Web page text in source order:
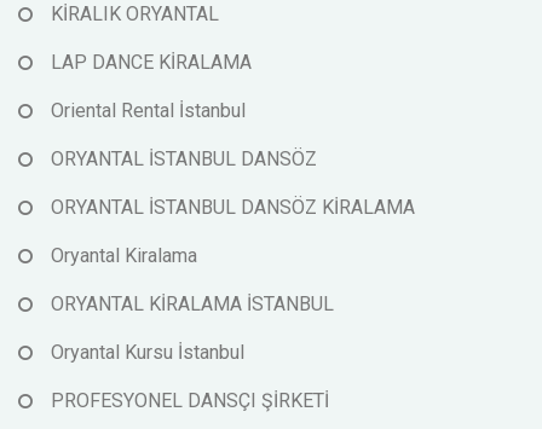
KİRALIK ORYANTAL
LAP DANCE KİRALAMA
Oriental Rental İstanbul
ORYANTAL İSTANBUL DANSÖZ
ORYANTAL İSTANBUL DANSÖZ KİRALAMA
Oryantal Kiralama
ORYANTAL KİRALAMA İSTANBUL
Oryantal Kursu İstanbul
PROFESYONEL DANSÇI ŞİRKETİ